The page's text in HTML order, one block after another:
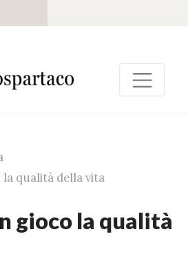
qualità della vita
gioco la qualità